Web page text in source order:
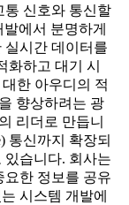
통 신호와 통신할
에서 분명하게
실시간 데이터를
화하고 대기 시
한 아우디의 적
향상하려는 광
리더로 만듭니
통신까지 확장되
있습니다. 회사는
요한 정보를 공유
시스템 개발에